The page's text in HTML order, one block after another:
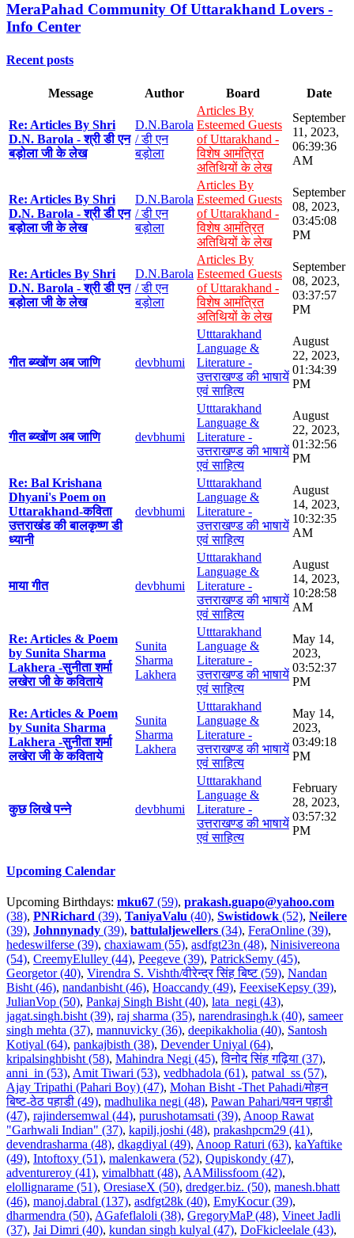
MeraPahad Community Of Uttarakhand Lovers -
Info Center
Recent posts
Message Author Board Date
Re: Articles By Shri
D.N. Barola - श्री डी एन
बड़ोला जी के लेख
D.N.Barola
/ डी एन
बड़ोला
Articles By
Esteemed Guests
of Uttarakhand -
विशेष आमंत्रित
अतिथियों के लेख
September
11, 2023,
06:39:36
AM
Re: Articles By Shri
D.N. Barola - श्री डी एन
बड़ोला जी के लेख
D.N.Barola
/ डी एन
बड़ोला
Articles By
Esteemed Guests
of Uttarakhand -
विशेष आमंत्रित
अतिथियों के लेख
September
08, 2023,
03:45:08
PM
Re: Articles By Shri
D.N. Barola - श्री डी एन
बड़ोला जी के लेख
D.N.Barola
/ डी एन
बड़ोला
Articles By
Esteemed Guests
of Uttarakhand -
विशेष आमंत्रित
अतिथियों के लेख
September
08, 2023,
03:37:57
PM
गीत ब्य्खोंण अब जाणि devbhumi
Utttarakhand
Language &
Literature -
उत्तराखण्ड की भाषायें
एवं साहित्य
August
22, 2023,
01:34:39
PM
गीत ब्य्खोंण अब जाणि devbhumi
Utttarakhand
Language &
Literature -
उत्तराखण्ड की भाषायें
एवं साहित्य
August
22, 2023,
01:32:56
PM
Re: Bal Krishana
Dhyani's Poem on
Uttarakhand-कविता
उत्तराखंड की बालकृष्ण डी
ध्यानी
devbhumi
Utttarakhand
Language &
Literature -
उत्तराखण्ड की भाषायें
एवं साहित्य
August
14, 2023,
10:32:35
AM
माया गीत devbhumi
Utttarakhand
Language &
Literature -
उत्तराखण्ड की भाषायें
एवं साहित्य
August
14, 2023,
10:28:58
AM
Re: Articles & Poem
by Sunita Sharma
Lakhera -सुनीता शर्मा
लखेरा जी के कविताये
Sunita
Sharma
Lakhera
Utttarakhand
Language &
Literature -
उत्तराखण्ड की भाषायें
एवं साहित्य
May 14,
2023,
03:52:37
PM
Re: Articles & Poem
by Sunita Sharma
Lakhera -सुनीता शर्मा
लखेरा जी के कविताये
Sunita
Sharma
Lakhera
Utttarakhand
Language &
Literature -
उत्तराखण्ड की भाषायें
एवं साहित्य
May 14,
2023,
03:49:18
PM
कुछ लिखे पन्ने devbhumi
Utttarakhand
Language &
Literature -
उत्तराखण्ड की भाषायें
एवं साहित्य
February
28, 2023,
03:57:32
PM
Upcoming Calendar
Upcoming Birthdays: mku67 (59), prakash.guapo@yahoo.com
(38), PNRichard (39), TaniyaValu (40), Swistidowk (52), Neilere
(39), Johnnynady (39), battulaljewellers (34), FeraOnline (39),
hedeswilferse (39), chaxiawam (55), asdfgt23n (48), Ninisivereona
(54), CreemyElulley (44), Peegeve (39), PatrickSemy (45),
Georgetor (40), Virendra S. Vishth/वीरेन्द्र सिंह बिष्ट (59), Nandan
Bisht (46), nandanbisht (46), Hoaccandy (49), FeexiseKepsy (39),
JulianVop (50), Pankaj Singh Bisht (40), lata_negi (43),
jagat.singh.bisht (39), raj sharma (35), narendrasingh.k (40), sameer
singh mehta (37), mannuvicky (36), deepikakholia (40), Santosh
Kotiyal (64), pankajbisth (38), Devender Uniyal (64),
kripalsinghbisht (58), Mahindra Negi (45),विनोद सिंह गढ़िया (37),
anni_in (53), Amit Tiwari (53), vedbhadola (61), patwal_ss (57),
Ajay Tripathi (Pahari Boy) (47), Mohan Bisht -Thet Pahadi/मोहन
बिष्ट-ठेठ पहाडी (49), madhulika negi (48), Pawan Pahari/पवन पहाडी
(47), rajindersemwal (44), purushotamsati (39), Anoop Rawat
"Garhwali Indian" (37), kapilj.joshi (48), prakashpcm29 (41),
devendrasharma (48), dkagdiyal (49), Anoop Raturi (63), kaYaftike
(49), Intoftoxy (51), malenkawera (52), Qupiskondy (47),
adventureroy (41), vimalbhatt (48), AAMilissfoom (42),
elollignarame (51), OresiaseX (50), dredger.biz. (50), manesh.bhatt
(46), manoj.dabral (137), asdfgt28k (40), EmyKocur (39),
dharmendra (50), AGafeflaloli (38), GregoryMaP (48), Vineet Jadli
(37), Jai Dimri (40), kundan singh kulyal (47), DoFkicleelale (43),